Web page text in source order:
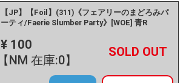
【JP】【Foil】(311)《フェアリーのまどろみパ
ーティ/Faerie Slumber Party》[WOE] 青R
¥ 100
【NM 在庫:0】
－ +